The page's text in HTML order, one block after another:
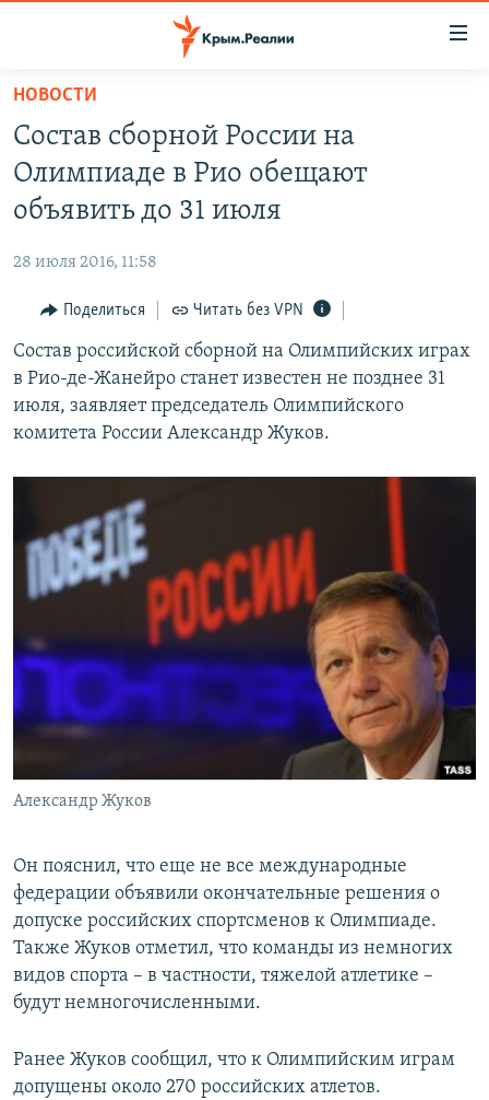
Вернуться
основному
содержанию
Вернутся
главной
Вернутся
поиску
ГРУЗ 200
11 ЛЕТ ОККУПАЦИИ КРЫМА. 11 ИСТОРИЙ СОПРОТИВЛЕНИЯ
ВОДА
ЕЩЕ
ИНТЕРАКТИВ
ИНФОГРАФИКА
ТЕЛЕПРОЕКТ КРЫМ.РЕАЛИИ
СОВЕТЫ ПРАВОЗАЩИТНИКОВ
ПОБЕДИТЕЛЕЙ НЕ СУДЯТ?
КРЫМ.НЕПОКОРЕННЫЙ
ELIFBE
УКРАИНСКАЯ ПРОБЛЕМА КРЫМА
РАДІО СВОБОДА
КАК ОБОЙТИ БЛОКИРОВКУ
Українською
ПРИСОЕДИНЯЙТЕСЬ!
Все сайты RFE/RL
НОВОСТИ
Состав сборной России на
Олимпиаде в Рио обещают
объявить до 31 июля
28 июля 2016, 11:58
Поделиться Читать без VPN
Состав российской сборной на Олимпийских играх
в Рио-де-Жанейро станет известен не позднее 31
июля, заявляет председатель Олимпийского
комитета России Александр Жуков.
Александр Жуков
Он пояснил, что еще не все международные
федерации объявили окончательные решения о
допуске российских спортсменов к Олимпиаде.
Также Жуков отметил, что команды из немногих
видов спорта – в частности, тяжелой атлетике –
будут немногочисленными.
Ранее Жуков сообщил, что к Олимпийским играм
допущены около 270 российских атлетов.